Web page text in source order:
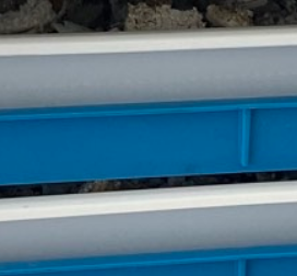
詳細を見る
お仏壇を探す
処分・廃棄
お位牌を探す
処分・廃棄
仏具を探す
お客様の声
お墓をつくる
リフォーム
お客様の声
TOP